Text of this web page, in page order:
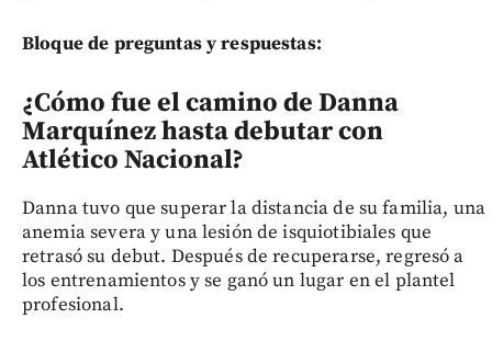
Bloque de preguntas y respuestas:
¿Cómo fue el camino de Danna
Marquínez hasta debutar con
Atlético Nacional?
Danna tuvo que superar la distancia de su familia, una
anemia severa y una lesión de isquiotibiales que
retrasó su debut. Después de recuperarse, regresó a
los entrenamientos y se ganó un lugar en el plantel
profesional.